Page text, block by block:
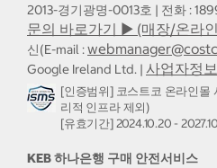
2013-경기광명-0013호 | 전화 :
문의 바로가기 ▶ (매장/온라
신(E-mail :
Google Ireland Ltd. | 사업자정
[인증범위] 코스트코 온라인몰
리적 인프라 제외)
[유효기간] 2024.10.20 -
KEB 하나은행 구매 안전서비스